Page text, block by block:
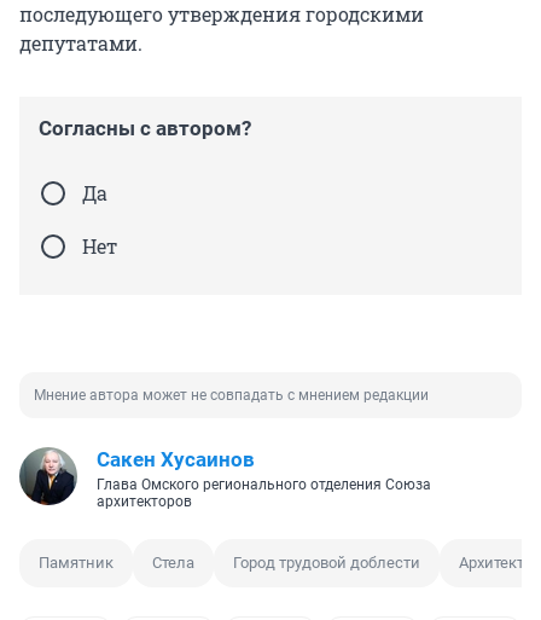
последующего утверждения городскими
депутатами.
Согласны с автором?
Да
Нет
Мнение автора может не совпадать с мнением редакции
Сакен Хусаинов
Глава Омского регионального отделения Союза
архитекторов
Памятник Стела Город трудовой доблести